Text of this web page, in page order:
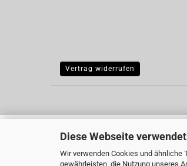
Diese Webseite
Wir verwenden Cookies und ähnliche
gewährleisten, die Nutzung unseres
Vertrag widerrufen